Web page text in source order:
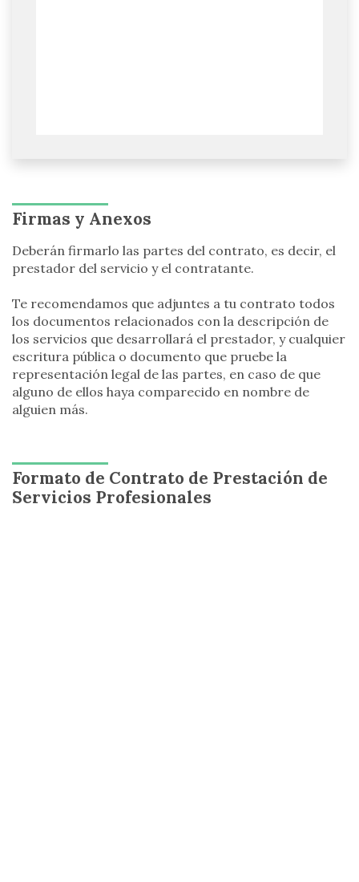
Firmas y Anexos
Deberán firmarlo las partes del contrato, es decir, el
prestador del servicio y el contratante.
Te recomendamos que adjuntes a tu contrato todos
los documentos relacionados con la descripción de
los servicios que desarrollará el prestador, y cualquier
escritura pública o documento que pruebe la
representación legal de las partes, en caso de que
alguno de ellos haya comparecido en nombre de
alguien más.
Formato de Contrato de Prestación de
Servicios Profesionales